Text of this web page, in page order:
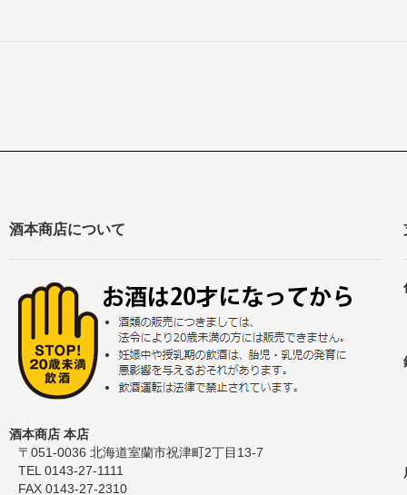
酒本商店について
酒本商店 本店
〒051-0036 北海道室蘭市祝津町2丁目13-7
TEL 0143-27-1111
FAX 0143-27-2310